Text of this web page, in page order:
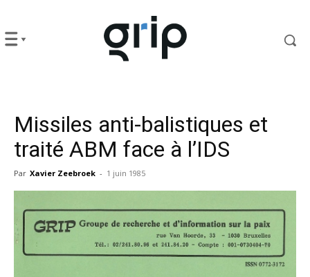
Missiles anti-balistiques et
traité ABM face à l’IDS
Par Xavier Zeebroek - 1 juin 1985